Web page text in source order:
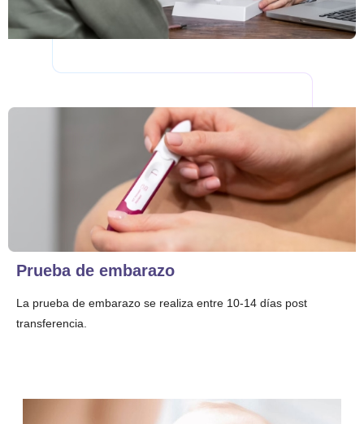
Prueba de embarazo
La prueba de embarazo se realiza entre 10-14 días post
transferencia.